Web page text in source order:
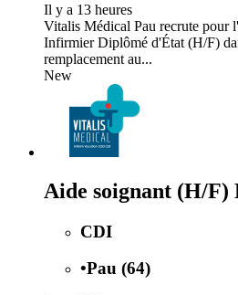
Il y a 13 heures
Vitalis Médical Pau recrute pour
Infirmier Diplômé d'État (H/F)
remplacement au...
New
Aide soignant (H/F)
CDI
•Pau (64)